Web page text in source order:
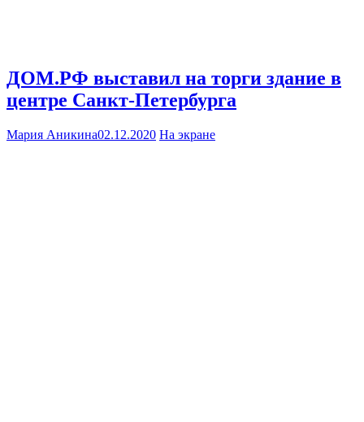
ДОМ.РФ выставил на торги здание в
центре Санкт-Петербурга
Мария Аникина02.12.2020 На экране